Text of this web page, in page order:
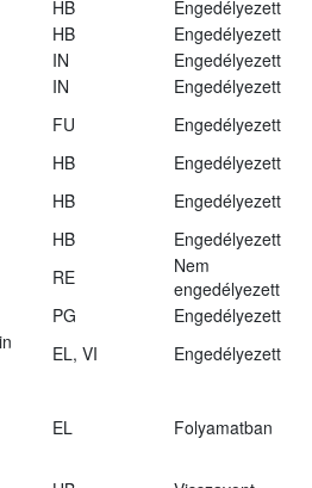
HB
Engedélyezett
HB
Engedélyezett
IN
Engedélyezett
IN
Engedélyezett
FU
Engedélyezett
HB
Engedélyezett
HB
Engedélyezett
HB
Engedélyezett
RE
Nem
engedélyezett
PG
Engedélyezett
EL, VI
Engedélyezett
EL Folyamatban